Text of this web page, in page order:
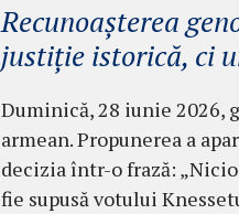
Recunoașterea
justiție istorică, ci
Duminică, 28 iunie 2026,
armean. Propunerea a
decizia într-o frază:
fie supusă votului